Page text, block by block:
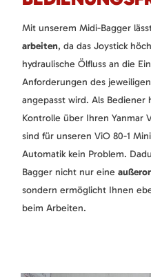
Mit unserem Midi-Bagger
arbeiten, da das Joystick
hydraulische Ölfluss an die
Anforderungen des
angepasst wird. Als Bediener
Kontrolle über Ihren Yanmar
sind für unseren ViO 80-1
Automatik kein Problem.
Bagger nicht nur eine
sondern ermöglicht Ihnen
beim Arbeiten.